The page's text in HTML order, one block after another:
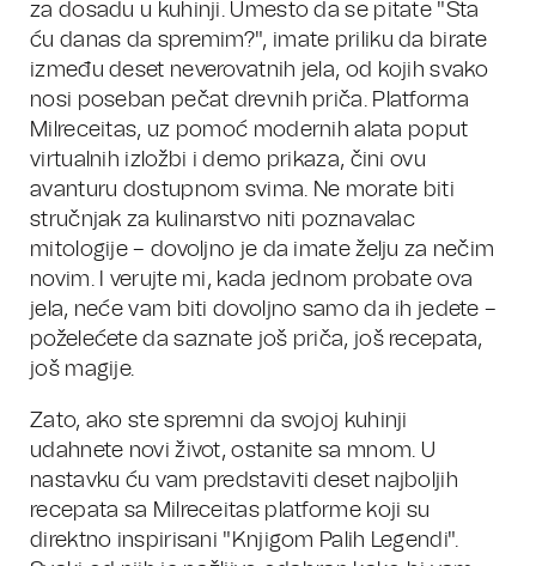
za dosadu u kuhinji. Umesto da se pitate "Šta
ću danas da spremim?", imate priliku da birate
između deset neverovatnih jela, od kojih svako
nosi poseban pečat drevnih priča. Platforma
Milreceitas, uz pomoć modernih alata poput
virtualnih izložbi i demo prikaza, čini ovu
avanturu dostupnom svima. Ne morate biti
stručnjak za kulinarstvo niti poznavalac
mitologije – dovoljno je da imate želju za nečim
novim. I verujte mi, kada jednom probate ova
jela, neće vam biti dovoljno samo da ih jedete –
poželećete da saznate još priča, još recepata,
još magije.
Zato, ako ste spremni da svojoj kuhinji
udahnete novi život, ostanite sa mnom. U
nastavku ću vam predstaviti deset najboljih
recepata sa Milreceitas platforme koji su
direktno inspirisani "Knjigom Palih Legendi".